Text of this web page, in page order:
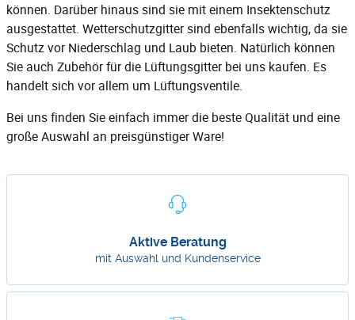
können. Darüber hinaus sind sie mit einem Insektenschutz
ausgestattet. Wetterschutzgittersind ebenfalls wichtig, da sie
Schutz vor Niederschlag und Laub bieten. Natürlich können
Sie auch Zubehör für die Lüftungsgitter bei uns kaufen. Es
handelt sich vor allem um Lüftungsventile.
Bei uns finden Sie einfach immer die beste Qualität und eine
große Auswahl an preisgünstiger Ware!
Aktive Beratung
mit Auswahl und Kundenservice